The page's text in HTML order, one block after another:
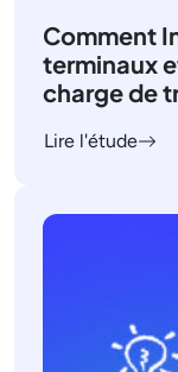
Comment
terminaux
charge de
Lire l'étude